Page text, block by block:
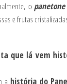
o panetone
e frutas
que lá vem
a história do